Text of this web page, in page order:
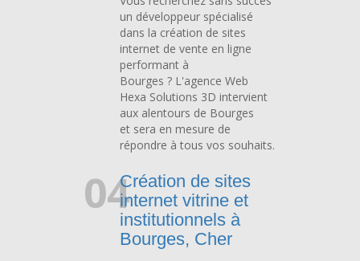
un développeur spécialisé
dans la création de sites
internet de vente en ligne
performant à
Bourges ? L'agence Web
Hexa Solutions 3D intervient
aux alentours de Bourges
et sera en mesure de
répondre à tous vos souhaits.
04Création de sites
internet vitrine et
institutionnels à
Bourges, Cher